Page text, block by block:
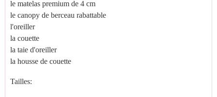
le matelas premium de 4 cm
le canopy de berceau rabattable
l'oreiller
la couette
la taie d'oreiller
la housse de couette
Tailles: